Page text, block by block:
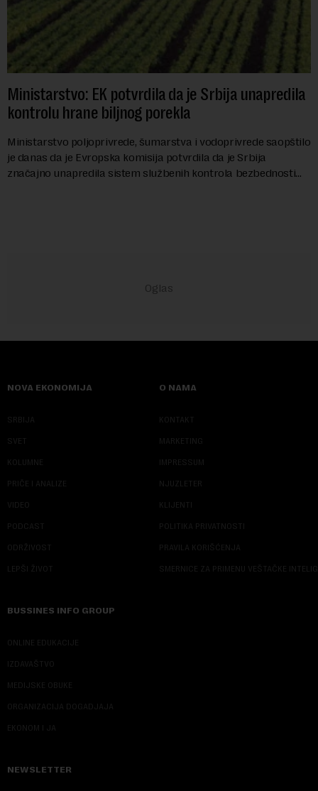
Ministarstvo: EK potvrdila da je Srbija unapredila
kontrolu hrane biljnog porekla
Ministarstvo poljoprivrede, šumarstva i vodoprivrede saopštilo
je danas da je Evropska komisija potvrdila da je Srbija
značajno unapredila sistem službenih kontrola bezbednosti
NOVA EKONOMIJA
SRBIJA
SVET
KOLUMNE
PRIČE I ANALIZE
VIDEO
PODCAST
ODRŽIVOST
LEPŠI ŽIVOT
O NAMA
KONTAKT
MARKETING
IMPRESSUM
NJUZLETER
KLIJENTI
POLITIKA PRIVATNOSTI
PRAVILA KORIŠĆENJA
SMERNICE ZA PRIMENU VEŠTAČKE
BUSSINES INFO GROUP
ONLINE EDUKACIJE
IZDAVAŠTVO
MEDIJSKE OBUKE
ORGANIZACIJA DOGADJAJA
EKONOM I JA
NEWSLETTER